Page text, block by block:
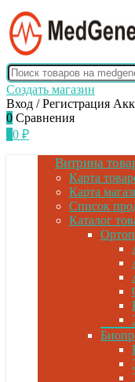
Создать магазин
Вход / Регистрация
0 Сравнения
0 ₽
Витрина
Карта
Карта
Список
Каталог